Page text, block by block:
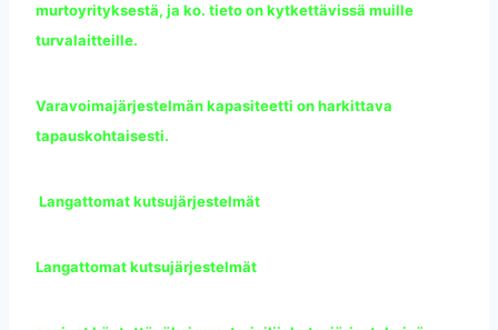
murtoyrityksestä, ja ko. tieto on kytkettävissä muille
turvalaitteille.
Varavoimajärjestelmän kapasiteetti on harkittava
tapauskohtaisesti.
Langattomat kutsujärjestelmät
Langattomat kutsujärjestelmät